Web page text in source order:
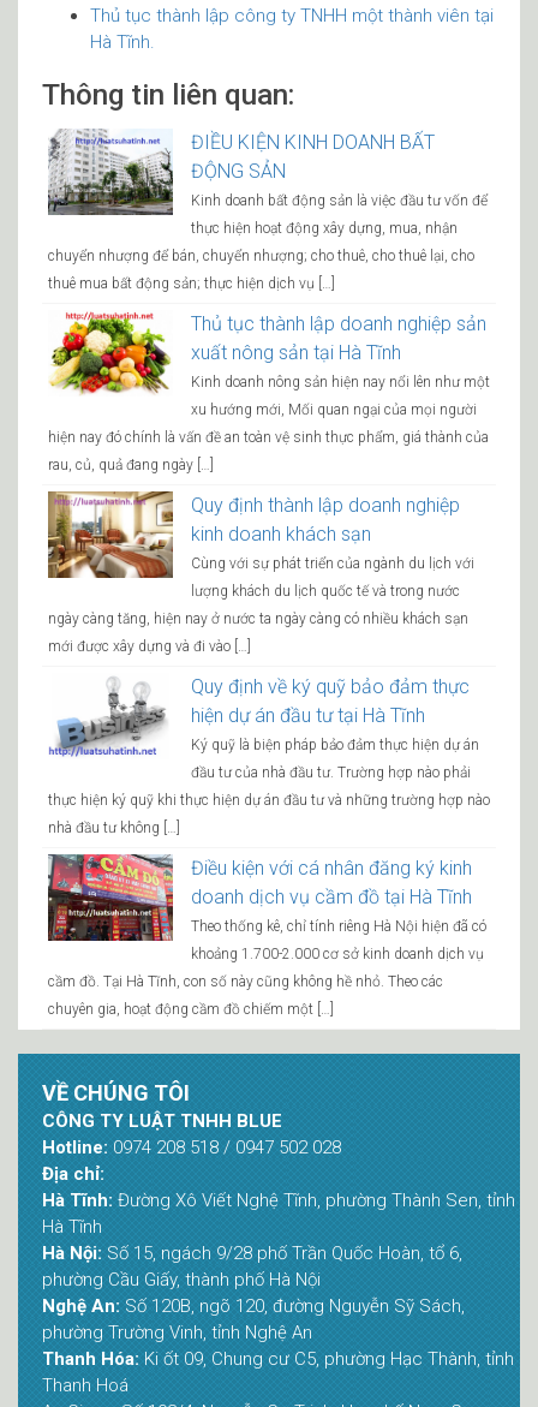
Thủ tục thành lập công ty TNHH một thành viên tại
Hà Tĩnh.
Thông tin liên quan:
ĐIỀU KIỆN KINH DOANH BẤT
ĐỘNG SẢN
Kinh doanh bất động sản là việc đầu tư vốn để
thực hiện hoạt động xây dựng, mua, nhận
chuyển nhượng để bán, chuyển nhượng; cho thuê, cho thuê lại, cho
thuê mua bất động sản; thực hiện dịch vụ […]
Thủ tục thành lập doanh nghiệp sản
xuất nông sản tại Hà Tĩnh
Kinh doanh nông sản hiện nay nổi lên như một
xu hướng mới, Mối quan ngại của mọi người
hiện nay đó chính là vấn đề an toàn vệ sinh thực phẩm, giá thành của
rau, củ, quả đang ngày […]
Quy định thành lập doanh nghiệp
kinh doanh khách sạn
Cùng với sự phát triển của ngành du lịch với
lượng khách du lịch quốc tế và trong nước
ngày càng tăng, hiện nay ở nước ta ngày càng có nhiều khách sạn
mới được xây dựng và đi vào […]
Quy định về ký quỹ bảo đảm thực
hiện dự án đầu tư tại Hà Tĩnh
Ký quỹ là biện pháp bảo đảm thực hiện dự án
đầu tư của nhà đầu tư. Trường hợp nào phải
thực hiện ký quỹ khi thực hiện dự án đầu tư và những trường hợp nào
nhà đầu tư không […]
Điều kiện với cá nhân đăng ký kinh
doanh dịch vụ cầm đồ tại Hà Tĩnh
Theo thống kê, chỉ tính riêng Hà Nội hiện đã có
khoảng 1.700-2.000 cơ sở kinh doanh dịch vụ
cầm đồ. Tại Hà Tĩnh, con số này cũng không hề nhỏ. Theo các
chuyên gia, hoạt động cầm đồ chiếm một […]
VỀ CHÚNG TÔI
CÔNG TY LUẬT TNHH BLUE
Hotline: 0974 208 518 / 0947 502 028
Địa chỉ:
Hà Tĩnh: Đường Xô Viết Nghệ Tĩnh, phường Thành Sen, tỉnh
Hà Tĩnh
Hà Nội: Số 15, ngách 9/28 phố Trần Quốc Hoàn, tổ 6,
phường Cầu Giấy, thành phố Hà Nội
Nghệ An: Số 120B, ngõ 120, đường Nguyễn Sỹ Sách,
phường Trường Vinh, tỉnh Nghệ An
Thanh Hóa: Ki ốt 09, Chung cư C5, phường Hạc Thành, tỉnh
Thanh Hoá